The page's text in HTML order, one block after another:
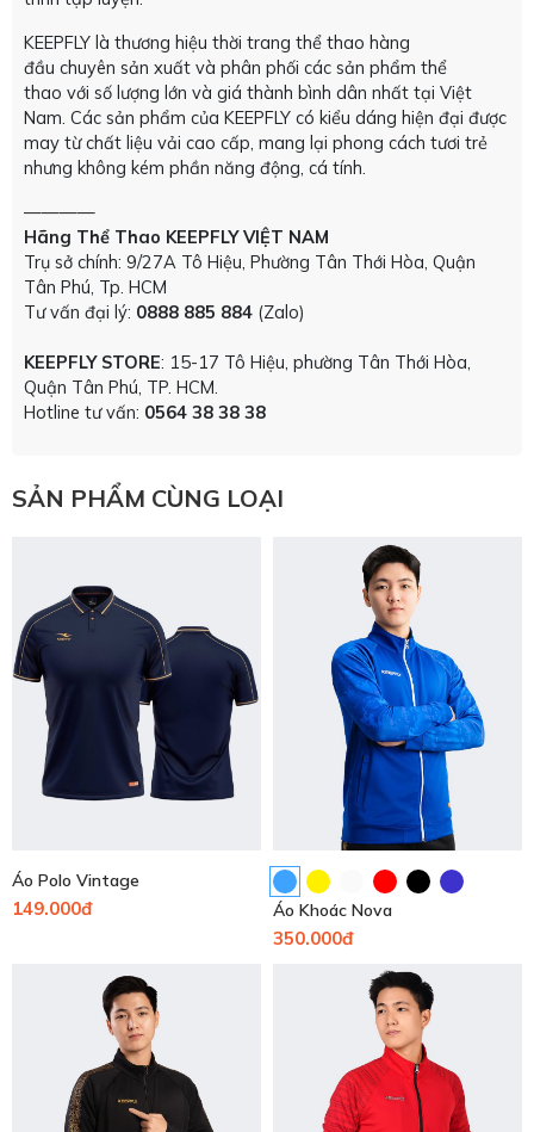
KEEPFLY là thương hiệu thời trang thể thao hàng
đầu chuyên sản xuất và phân phối các sản phẩm thể
thao với số lượng lớn và giá thành bình dân nhất tại Việt
Nam. Các sản phẩm của KEEPFLY có kiểu dáng hiện đại được
may từ chất liệu vải cao cấp, mang lại phong cách tươi trẻ
nhưng không kém phần năng động, cá tính.
————
Hãng Thể Thao KEEPFLY VIỆT NAM
Trụ sở chính: 9/27A Tô Hiệu, Phường Tân Thới Hòa, Quận
Tân Phú, Tp. HCM
Tư vấn đại lý: 0888 885 884 (Zalo)
KEEPFLY STORE: 15-17 Tô Hiệu, phường Tân Thới Hòa,
Quận Tân Phú, TP. HCM.
Hotline tư vấn: 0564 38 38 38
SẢN PHẨM CÙNG LOẠI
Áo Polo Vintage
149.000đ Áo Khoác Nova
350.000đ